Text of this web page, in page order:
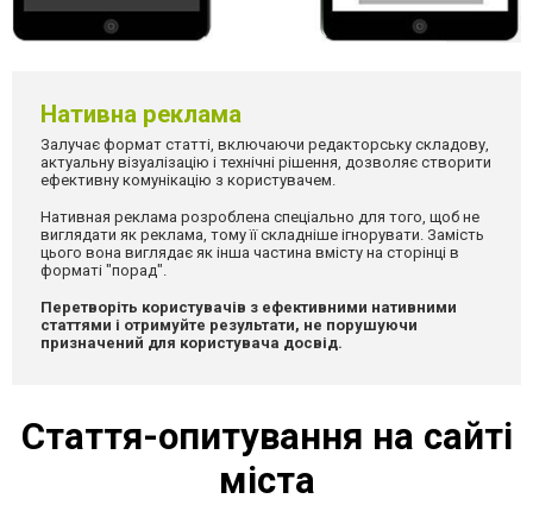
Нативна реклама
Залучає формат статті, включаючи редакторську складову,
актуальну візуалізацію і технічні рішення, дозволяє створити
ефективну комунікацію з користувачем.
Нативная реклама розроблена спеціально для того, щоб не
виглядати як реклама, тому її складніше ігнорувати. Замість
цього вона виглядає як інша частина вмісту на сторінці в
форматі "порад".
Перетворіть користувачів з ефективними нативними
статтями і отримуйте результати, не порушуючи
призначений для користувача досвід.
Стаття-опитування на сайті
міста